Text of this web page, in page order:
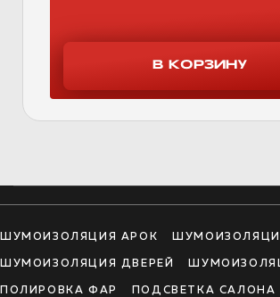
ШУМОИЗОЛЯЦИЯ АРОК
ШУМОИЗОЛЯЦИЯ ДВЕРЕЙ
ПОЛИРОВКА ФАР ПОДСВЕТКА САЛОНА